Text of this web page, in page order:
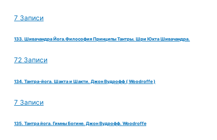
7 Записи
133. Шивачандра Йога.Философия Принципы Тантры. Шри Юкта Шивачандра.
72 Записи
134. Тантра-йога. Шакта и Шакти. Джон Вудрофф ( Woodroffe )
7 Записи
135. Тантра йога. Гимны Богине. Джон Вудрофф. Woodroffe